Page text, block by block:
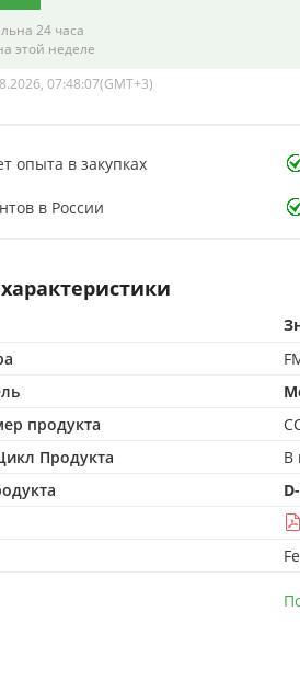
лаборатория
CMA
электронных
500 м² CMA-
Защита от подделок по
24 часа
этой неделе
07:48:07(GMT+3)
опыта в закупках
в России
характеристики
продукта
Продукта
В